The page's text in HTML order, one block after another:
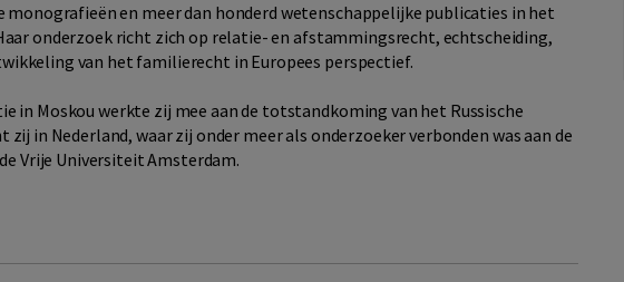
monografieën en meer dan honderd wetenschappelijke publicaties in het
onderzoek richt zich op relatie- en afstammingsrecht, echtscheiding,
van het familierecht in Europees perspectief.
in Moskou werkte zij mee aan de totstandkoming van het Russische
zij in Nederland, waar zij onder meer als onderzoeker verbonden was aan de
Vrije Universiteit Amsterdam.